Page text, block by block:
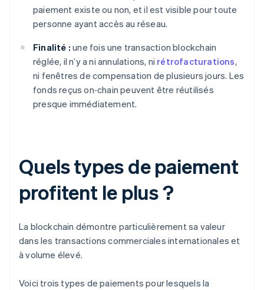
paiement existe ou non, et il est visible pour toute
personne ayant accès au réseau.
Finalité : une fois une transaction blockchain
réglée, il n’y a ni annulations, ni rétrofacturations,
ni fenêtres de compensation de plusieurs jours. Les
fonds reçus on‑chain peuvent être réutilisés
presque immédiatement.
Quels types de paiement
profitent le plus ?
La blockchain démontre particulièrement sa valeur
dans les transactions commerciales internationales et
à volume élevé.
Voici trois types de paiements pour lesquels la